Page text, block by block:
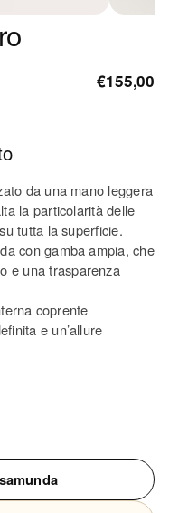
€155,00
da una mano leggera
la particolarità delle
tutta la superficie.
con gamba ampia, che
e una trasparenza
coprente
e un’allure